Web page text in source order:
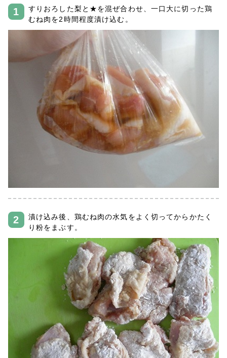
すりおろした梨と★を混ぜ合わせ、一口大に切った鶏
むね肉を2時間程度漬け込む。
漬け込み後、鶏むね肉の水気をよく切ってからかたく
り粉をまぶす。